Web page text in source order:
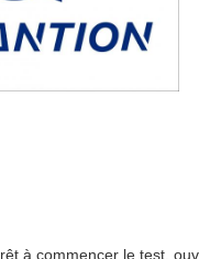
à commencer le test,